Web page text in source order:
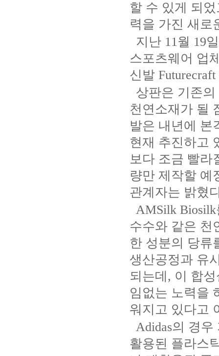
할 수 있게 되었
력을 가진 새로
지난 11월 19
스포츠웨어 업
신발
상판은 기존
천연소재가 될
발은 내년에 본
현재 추진하고
보다 조금 빨라
량만 제작할 예
관계자는 밝혔
AMSilk Biosilk
수수와 같은 천
한 성분의 당류
생산공정과 유
되는데 , 이 합
임없는 노력을
워지고 있다고
Adidas의 경우
활용된 플라스